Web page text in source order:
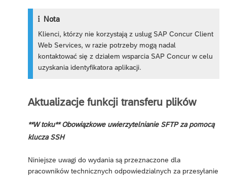
Nota
Klienci, którzy nie korzystają z usług SAP Concur Client
Web Services, w razie potrzeby mogą nadal
kontaktować się z działem wsparcia SAP Concur w celu
uzyskania identyfikatora aplikacji.
Aktualizacje funkcji transferu plików
**W toku** Obowiązkowe uwierzytelnianie SFTP za pomocą
klucza SSH
Niniejsze uwagi do wydania są przeznaczone dla
pracowników technicznych odpowiedzialnych za przesyłanie